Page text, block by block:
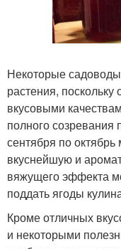
Некоторые
растения,
вкусовыми
полного созревания
сентября по
вкуснейшую и
вяжущего эффекта
поддать ягоды
Кроме отличных
и некоторыми